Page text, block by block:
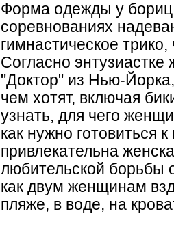
Форма одежды у бориц
соревнованиях
гимнастическое
Согласно
"Доктор" из Нью-
чем хотят, включая
узнать, для чего
как нужно готовиться
привлекательна
любительской борьбы
как двум женщинам
пляже, в воде, на